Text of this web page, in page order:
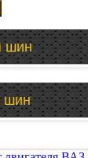
шин
шин